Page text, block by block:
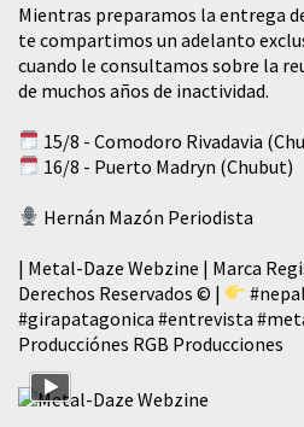
Mientras preparamos la entrega
te compartimos un adelanto
cuando le consultamos sobre la
de muchos años de inactividad.
15/8 - Comodoro Rivadavia
16/8 - Puerto Madryn (Chubut)
Hernán Mazón Periodista
| Metal-Daze Webzine | Marca
Derechos Reservados © |
#nepal
#girapatagonica #entrevista
Producciónes RGB Producciones